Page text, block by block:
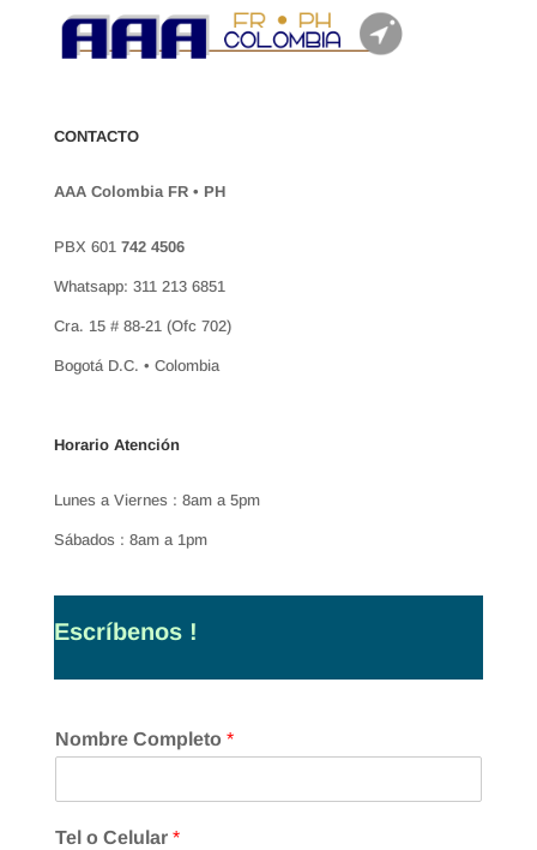
CONTACTO
AAA Colombia FR • PH
PBX 601 742 4506
Whatsapp: 311 213 6851
Cra. 15 # 88-21 (Ofc 702)
Bogotá D.C. • Colombia
Horario Atención
Lunes a Viernes : 8am a 5pm
Sábados : 8am a 1pm
Escríbenos !
Nombre Completo *
Tel o Celular *